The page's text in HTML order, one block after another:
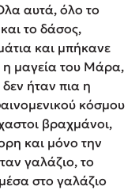
αυτά, όλο το
το δάσος,
και μπήκανε
η μαγεία του Μάρα,
ήταν πια η
κόσμου
βραχμάνοι,
και μόνο την
γαλάζιο, το
στο γαλάζιο